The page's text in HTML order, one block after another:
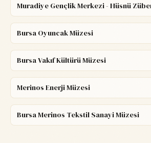
Muradiye Gençlik Merkezi - Hüsnü
Bursa Oyuncak Müzesi
Bursa Vakıf Kültürü Müzesi
Merinos Enerji Müzesi
Bursa Merinos Tekstil Sanayi Müzesi